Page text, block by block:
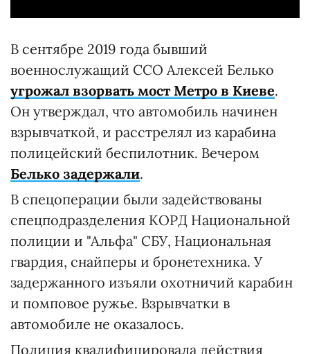
В сентябре 2019 года бывший
военнослужащий ССО Алексей Белько
угрожал взорвать мост Метро в Киеве.
Он утверждал, что автомобиль начинен
взрывчаткой, и расстрелял из карабина
полицейский беспилотник. Вечером
Белько задержали.
В спецоперации были задействованы
спецподразделения КОРД Национальной
полиции и "Альфа" СБУ, Национальная
гвардия, снайперы и бронетехника. У
задержанного изъяли охотничий карабин
и помповое ружье. Взрывчатки в
автомобиле не оказалось.
Полиция квалифицировала действия